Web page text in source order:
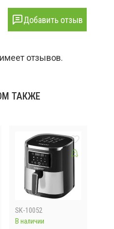
Добавить отзыв
отзывов.
ТАКЖЕ
SK-10052
В наличии